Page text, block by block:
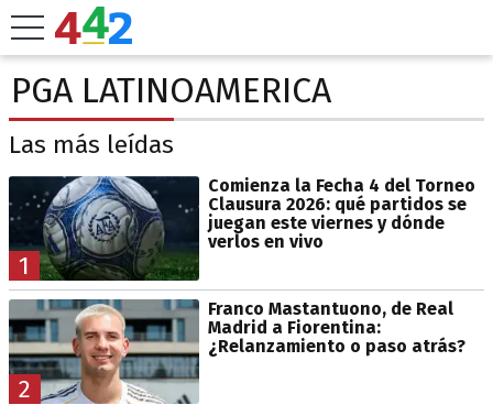
PGA LATINOAMERICA
Las más leídas
1
Comienza la Fecha 4 del Torneo
Clausura 2026: qué partidos se
juegan este viernes y dónde
verlos en vivo
2
Franco Mastantuono, de Real
Madrid a Fiorentina:
¿Relanzamiento o paso atrás?